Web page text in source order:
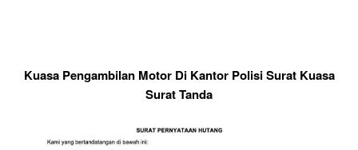
Kuasa Pengambilan Motor Di Kantor Polisi Surat Kuasa
Surat Tanda